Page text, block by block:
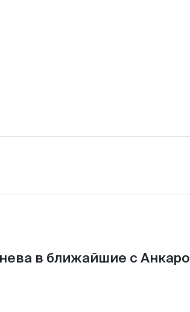
в ближайшие с